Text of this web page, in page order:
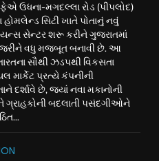
ઉધના-મગદલ્લા રોડ (પીપલોદ)
સિટી ખાતે પોતાનું નવું
સેન્ટર શરૂ કરીને ગુજરાતમાં
વધુ મજબૂત બનાવી છે. આ
સૌથી ઝડપથી વિકસતા
માર્કેટ પ્રત્યે કંપનીની
દર્શાવે છે, જ્યાં નવા મકાનોની
ગ્રાહકોની બદલાતી પસંદગીઓને